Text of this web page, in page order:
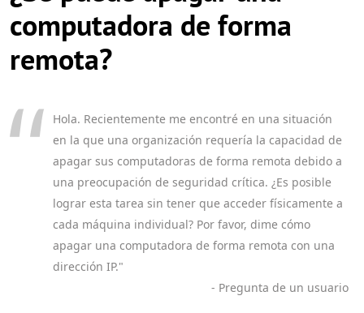
computadora de forma
remota?
Hola. Recientemente me encontré en una situación
en la que una organización requería la capacidad de
apagar sus computadoras de forma remota debido a
una preocupación de seguridad crítica. ¿Es posible
lograr esta tarea sin tener que acceder físicamente a
cada máquina individual? Por favor, dime cómo
apagar una computadora de forma remota con una
dirección IP."
- Pregunta de un usuario